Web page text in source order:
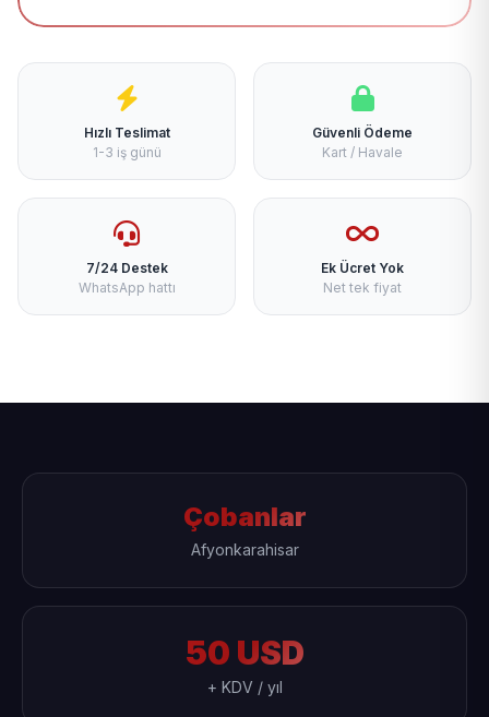
Hızlı Teslimat
1-3 iş günü
Güvenli Ödeme
Kart / Havale
7/24 Destek
WhatsApp hattı
Ek Ücret Yok
Net tek fiyat
Çobanlar
Afyonkarahisar
50 USD
+ KDV / yıl